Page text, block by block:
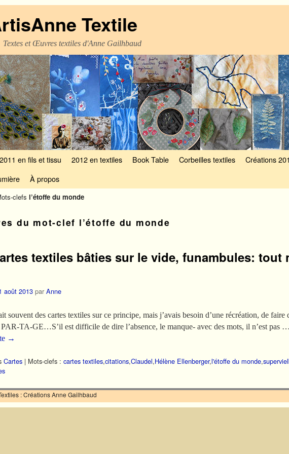
Textile
Textes et Œuvres textiles d'Anne Gailhbaud
2011 en fils et tissu 2012 en textiles Book Table Corbeilles textiles Créations
À propos
clefs l’étoffe du monde
du mot-clef l’étoffe du monde
textiles bâties sur le vide, funambules: tout
août 2013 par Anne
souvent des cartes textiles sur ce principe, mais j’avais besoin d’une récréation, de
TA-GE…S’il est difficile de dire l’absence, le manque- avec des mots, il n’est pas …
→
Cartes | Mots-clefs : cartes textiles,citations,Claudel,Hélène Ellenberger,l'étoffe du monde,
: Créations Anne Gailhbaud